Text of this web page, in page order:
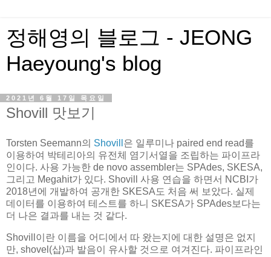
정해영의 블로그 - JEONG
Haeyoung's blog
2021년 6월 17일 목요일
Shovill 맛보기
Torsten Seemann의 Shovill 은 일루미나 paired end read를
이용하여 박테리아의 유전체 염기서열을 조립하는 파이프라
인이다. 사용 가능한 de novo assembler는 SPAdes, SKESA,
그리고 Megahit가 있다. Shovill 사용 연습을 하면서 NCBI가
2018년에 개발하여 공개한 SKESA도 처음 써 보았다. 실제
데이터를 이용하여 테스트를 하니 SKESA가 SPAdes보다는
더 나은 결과를 내는 것 같다.
Shovill이란 이름을 어디에서 따 왔는지에 대한 설명은 없지
만, shovel(삽)과 발음이 유사할 것으로 여겨진다. 파이프라인